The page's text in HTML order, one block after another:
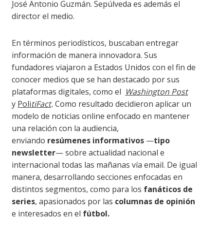
José Antonio Guzmán. Sepúlveda es además el
director el medio.
En términos periodísticos, buscaban entregar
información de manera innovadora. Sus
fundadores viajaron a Estados Unidos con el fin de
conocer medios que se han destacado por sus
plataformas digitales, como el Washington Post
y PolitiFact.Como resultado decidieron aplicar un
modelo de noticias online enfocado en mantener
una relación con la audiencia,
enviando resúmenes informativos —tipo
newsletter— sobre actualidad nacional e
internacional todas las mañanas vía email. De igual
manera, desarrollando secciones enfocadas en
distintos segmentos, como para los fanáticos de
series, apasionados por las columnas de opinión
e interesados en el fútbol.